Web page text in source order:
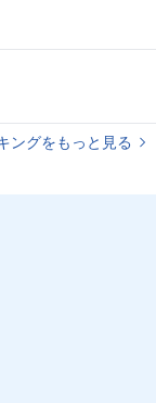
ングをもっと見る